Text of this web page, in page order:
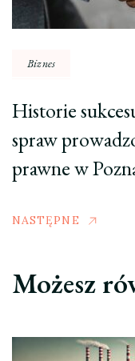
Biznes
Historie
spraw
prawne w
NASTĘPNE
Możesz